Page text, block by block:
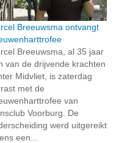
Breeuwsma ontvangt
Breeuwsma, al 35 jaar
van de drijvende krachten
Midvliet, is zaterdag
met de
van
Voorburg. De
werd uitgereikt
een...